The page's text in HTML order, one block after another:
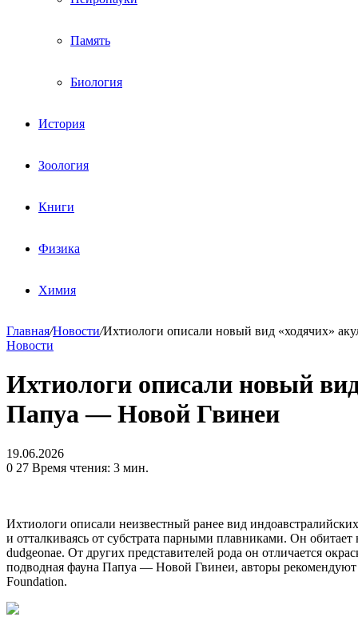
Память
Биология
История
Зоология
Книги
Физика
Химия
Главная/Новости/Ихтиологи описали новый вид «ходячих»
Новости
Ихтиологи описали новый
Папуа — Новой Гвинеи
19.06.2026
0 27 Время чтения: 3 мин.
Ихтиологи описали неизвестный ранее вид
и отталкиваясь от субстрата парными плавниками. Он
dudgeonae. От других представителей рода он отличается
подводная фауна Папуа — Новой Гвинеи, авторы рекомендуют
Foundation.